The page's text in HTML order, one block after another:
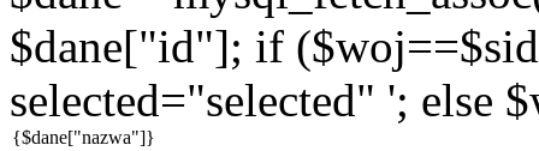
$dane["id"]; if
selected="selected" '; else